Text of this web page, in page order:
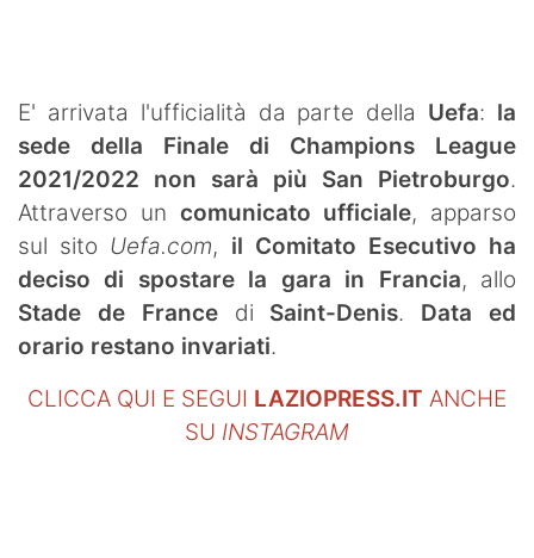
E' arrivata l'ufficialità da parte della Uefa: la
sede della Finale di Champions League
2021/2022 non sarà più San Pietroburgo.
Attraverso un comunicato ufficiale, apparso
sul sito Uefa.com, il Comitato Esecutivo ha
deciso di spostare la gara in Francia, allo
Stade de Francedi Saint-Denis. Data ed
orario restano invariati.
CLICCA QUI E SEGUI LAZIOPRESS.IT ANCHE
SU INSTAGRAM